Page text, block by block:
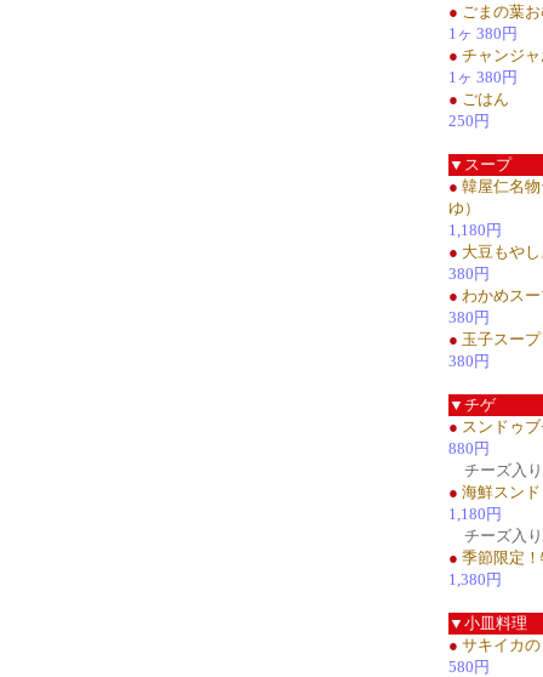
● ごまの葉
1ヶ 380円
● チャンジ
1ヶ 380円
● ごはん
250円
▼スープ
● 韓屋仁名
ゆ）
1,180円
● 大豆もや
380円
● わかめス
380円
● 玉子スープ
380円
▼チゲ
● スンドゥ
880円
チーズ入り
● 海鮮スン
1,180円
チーズ入り
● 季節限定
1,380円
▼小皿料理
● サキイカ
580円